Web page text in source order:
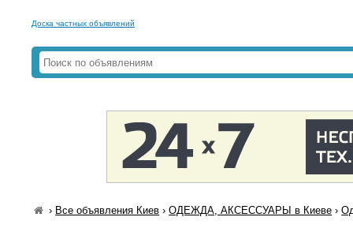
Доска частных объявлений
› Все объявления Киев ›ОДЕЖДА, АКСЕССУАРЫ в Киеве ›